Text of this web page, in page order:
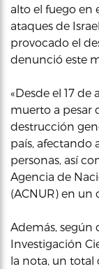
alto el fuego en
ataques de
provocado el
denunció este
«Desde el 17
muerto a pesar
destrucción
país, afectando
personas, así
Agencia de
(ACNUR) en un
Además, según
Investigación
la nota, un total